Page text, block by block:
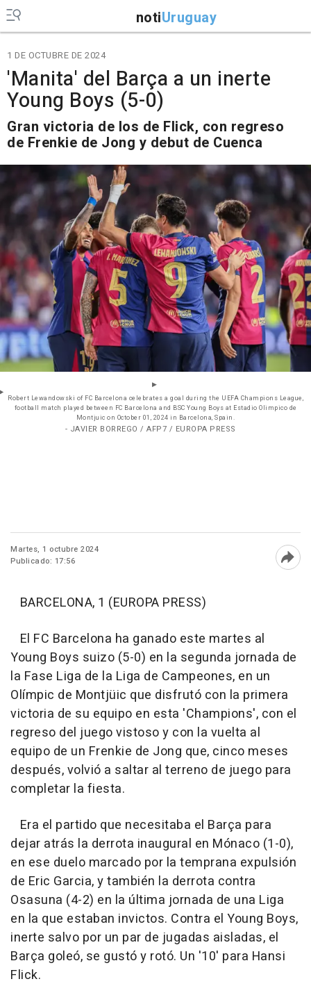
notiUruguay
1 DE OCTUBRE DE 2024
'Manita' del Barça a un inerte
Young Boys (5-0)
Gran victoria de los de Flick, con regreso
de Frenkie de Jong y debut de Cuenca
Robert Lewandowski of FC Barcelona celebrates a goal during the UEFA Champions League,
football match played between FC Barcelona and BSC Young Boys at Estadio Olimpico de
Montjuic on October 01, 2024 in Barcelona, Spain.
- JAVIER BORREGO / AFP7 / EUROPA PRESS
Martes, 1 octubre 2024
Publicado: 17:56
BARCELONA, 1 (EUROPA PRESS)
El FC Barcelona ha ganado este martes al
Young Boys suizo (5-0) en la segunda jornada de
la Fase Liga de la Liga de Campeones, en un
Olímpic de Montjüic que disfrutó con la primera
victoria de su equipo en esta 'Champions', con el
regreso del juego vistoso y con la vuelta al
equipo de un Frenkie de Jong que, cinco meses
después, volvió a saltar al terreno de juego para
completar la fiesta.
Era el partido que necesitaba el Barça para
dejar atrás la derrota inaugural en Mónaco (1-0),
en ese duelo marcado por la temprana expulsión
de Eric Garcia, y también la derrota contra
Osasuna (4-2) en la última jornada de una Liga
en la que estaban invictos. Contra el Young Boys,
inerte salvo por un par de jugadas aisladas, el
Barça goleó, se gustó y rotó. Un '10' para Hansi
Flick.